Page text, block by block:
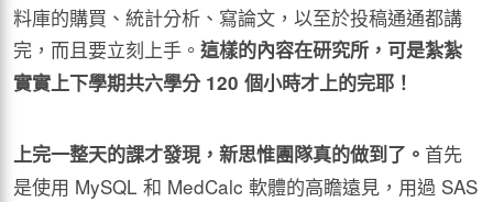
料庫的購買、統計分析、寫論文，以至於投稿通通都講
完，而且要立刻上手。 這樣的內容在研究所，可是紮紮
實實上下學期共六學分120 個小時才上的完耶！
上完一整天的課才發現，新思惟團隊真的做到了。 首先
是使用 MySQL 和 MedCalc 軟體的高瞻遠見，用過 SAS